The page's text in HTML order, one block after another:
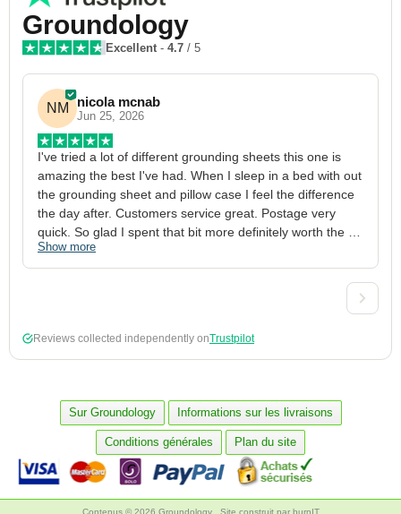
Groundology
Excellent - 4.7 / 5
NM nicola mcnab
Jun 25, 2026
I've tried a lot of different grounding sheets this one is
amazing the best I've had. When I sleep in a bed with out
the grounding sheet and pillow case I feel the difference
the day after. Customers service great. Postage very
quick. So glad I spent that bit more definitely worth the
money xx
Show more
Reviews collected independently onTrustpilot
Sur Groundology Informations sur les livraisons
Conditions générales Plan du site
Contenus © 2026 Groundology Site construit par burnIT